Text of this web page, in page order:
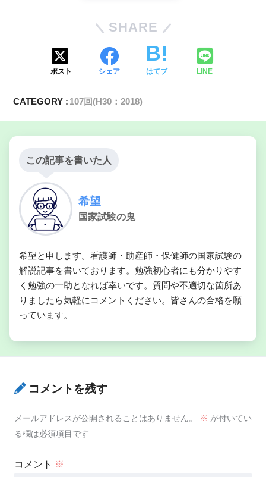
SHARE
ポスト シェア はてブ LINE
CATEGORY : 107回(H30：2018)
この記事を書いた人
希望
国家試験の鬼
希望と申します。看護師・助産師・保健師の国家試験の
解説記事を書いております。勉強初心者にも分かりやす
く勉強の一助となれば幸いです。質問や不適切な箇所あ
りましたら気軽にコメントください。皆さんの合格を願
っています。
コメントを残す
メールアドレスが公開されることはありません。 ※ が付いてい
る欄は必須項目です
コメント ※